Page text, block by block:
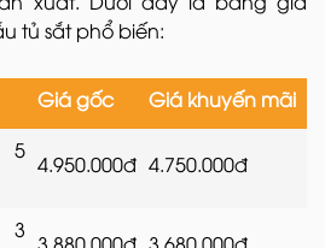
tủ sắt phổ biến:
Giá gốc
Giá khuyến mãi
5
4.950.000đ 4.750.000đ
3